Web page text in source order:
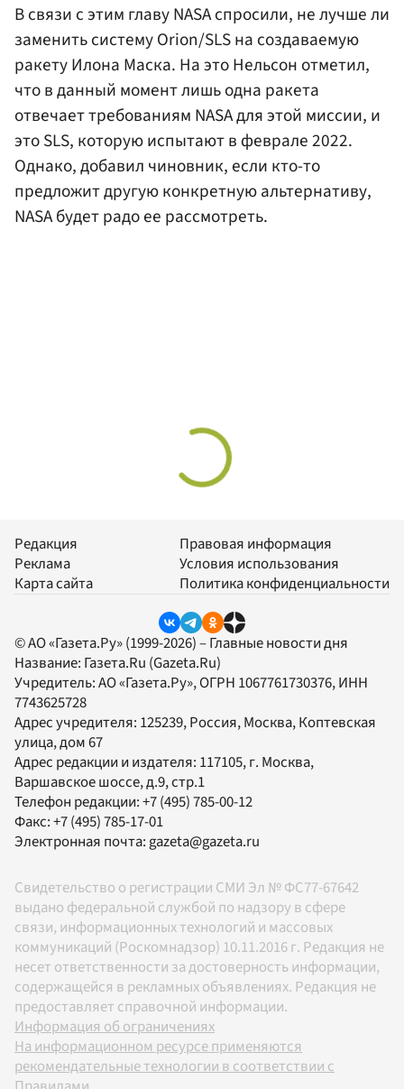
В связи с этим главу NASA спросили, не лучше ли
заменить систему Orion/SLS на создаваемую
ракету Илона Маска. На это Нельсон отметил,
что в данный момент лишь одна ракета
отвечает требованиям NASA для этой миссии, и
это SLS, которую испытают в феврале 2022.
Однако, добавил чиновник, если кто-то
предложит другую конкретную альтернативу,
NASA будет радо ее рассмотреть.
Редакция
Реклама
Карта сайта
Правовая информация
Условия использования
Политика конфиденциальности
© АО «Газета.Ру» (1999-2026) – Главные новости дня
Название: Газета.Ru (Gazeta.Ru)
Учредитель:АО «Газета.Ру», ОГРН 1067761730376, ИНН
7743625728
Адрес учредителя: 125239, Россия, Москва, Коптевская
улица, дом 67
Адрес редакции и издателя: 117105, г. Москва,
Варшавское шоссе, д.9, стр.1
Телефон редакции:+7 (495) 785-00-12
Факс:+7 (495) 785-17-01
Электронная почта:gazeta@gazeta.ru
Свидетельство о регистрации СМИ Эл № ФС77-67642
выдано федеральной службой по надзору в сфере
связи, информационных технологий и массовых
коммуникаций (Роскомнадзор) 10.11.2016 г. Редакция не
несет ответственности за достоверность информации,
содержащейся в рекламных объявлениях. Редакция не
предоставляет справочной информации.
Информация об ограничениях
На информационном ресурсе применяются
рекомендательные технологии в соответствии с